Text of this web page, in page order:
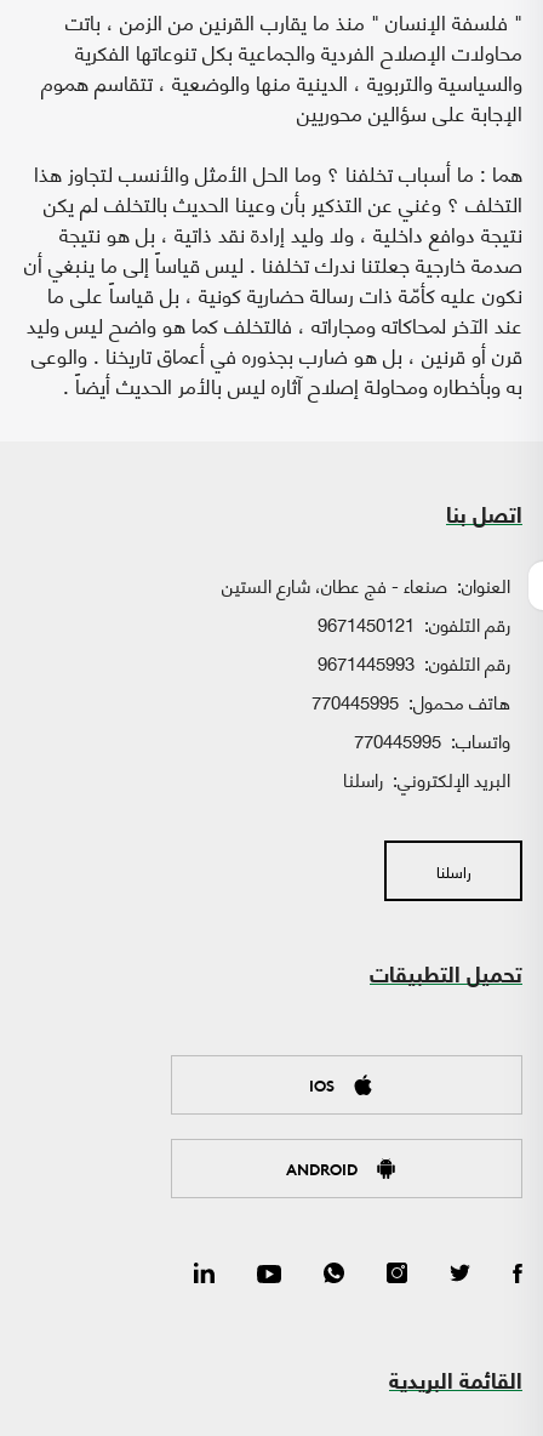
" فلسفة الإنسان " منذ ما يقارب القرنين من الزمن ، باتت
محاولات الإصلاح الفردية والجماعية بكل تنوعاتها الفكرية
والسياسية والتربوية ، الدينية منها والوضعية ، تتقاسم هموم
الإجابة على سؤالين محوريين
هما : ما أسباب تخلفنا ؟ وما الحل الأمثل والأنسب لتجاوز هذا
التخلف ؟ وغني عن التذكير بأن وعينا الحديث بالتخلف لم يكن
نتيجة دوافع داخلية ، ولا وليد إرادة نقد ذاتية ، بل هو نتيجة
صدمة خارجية جعلتنا ندرك تخلفنا . ليس قياساً إلى ما ينبغي أن
نكون عليه كأمّة ذات رسالة حضارية كونية ، بل قياساً على ما
عند الآخر لمحاكاته ومجاراته ، فالتخلف كما هو واضح ليس وليد
قرن أو قرنين ، بل هو ضارب بجذوره في أعماق تاريخنا . والوعى
به وبأخطاره ومحاولة إصلاح آثاره ليس بالأمر الحديث أيضاً .
اتصل بنا
العنوان: صنعاء - فج عطان، شارع الستين
رقم التلفون: 9671450121
رقم التلفون: 9671445993
هاتف محمول: 770445995
واتساب:
البريد الإلكتروني: راسلنا
راسلنا
تحميل التطبيقات
IOS
ANDROID
القائمة البريدية